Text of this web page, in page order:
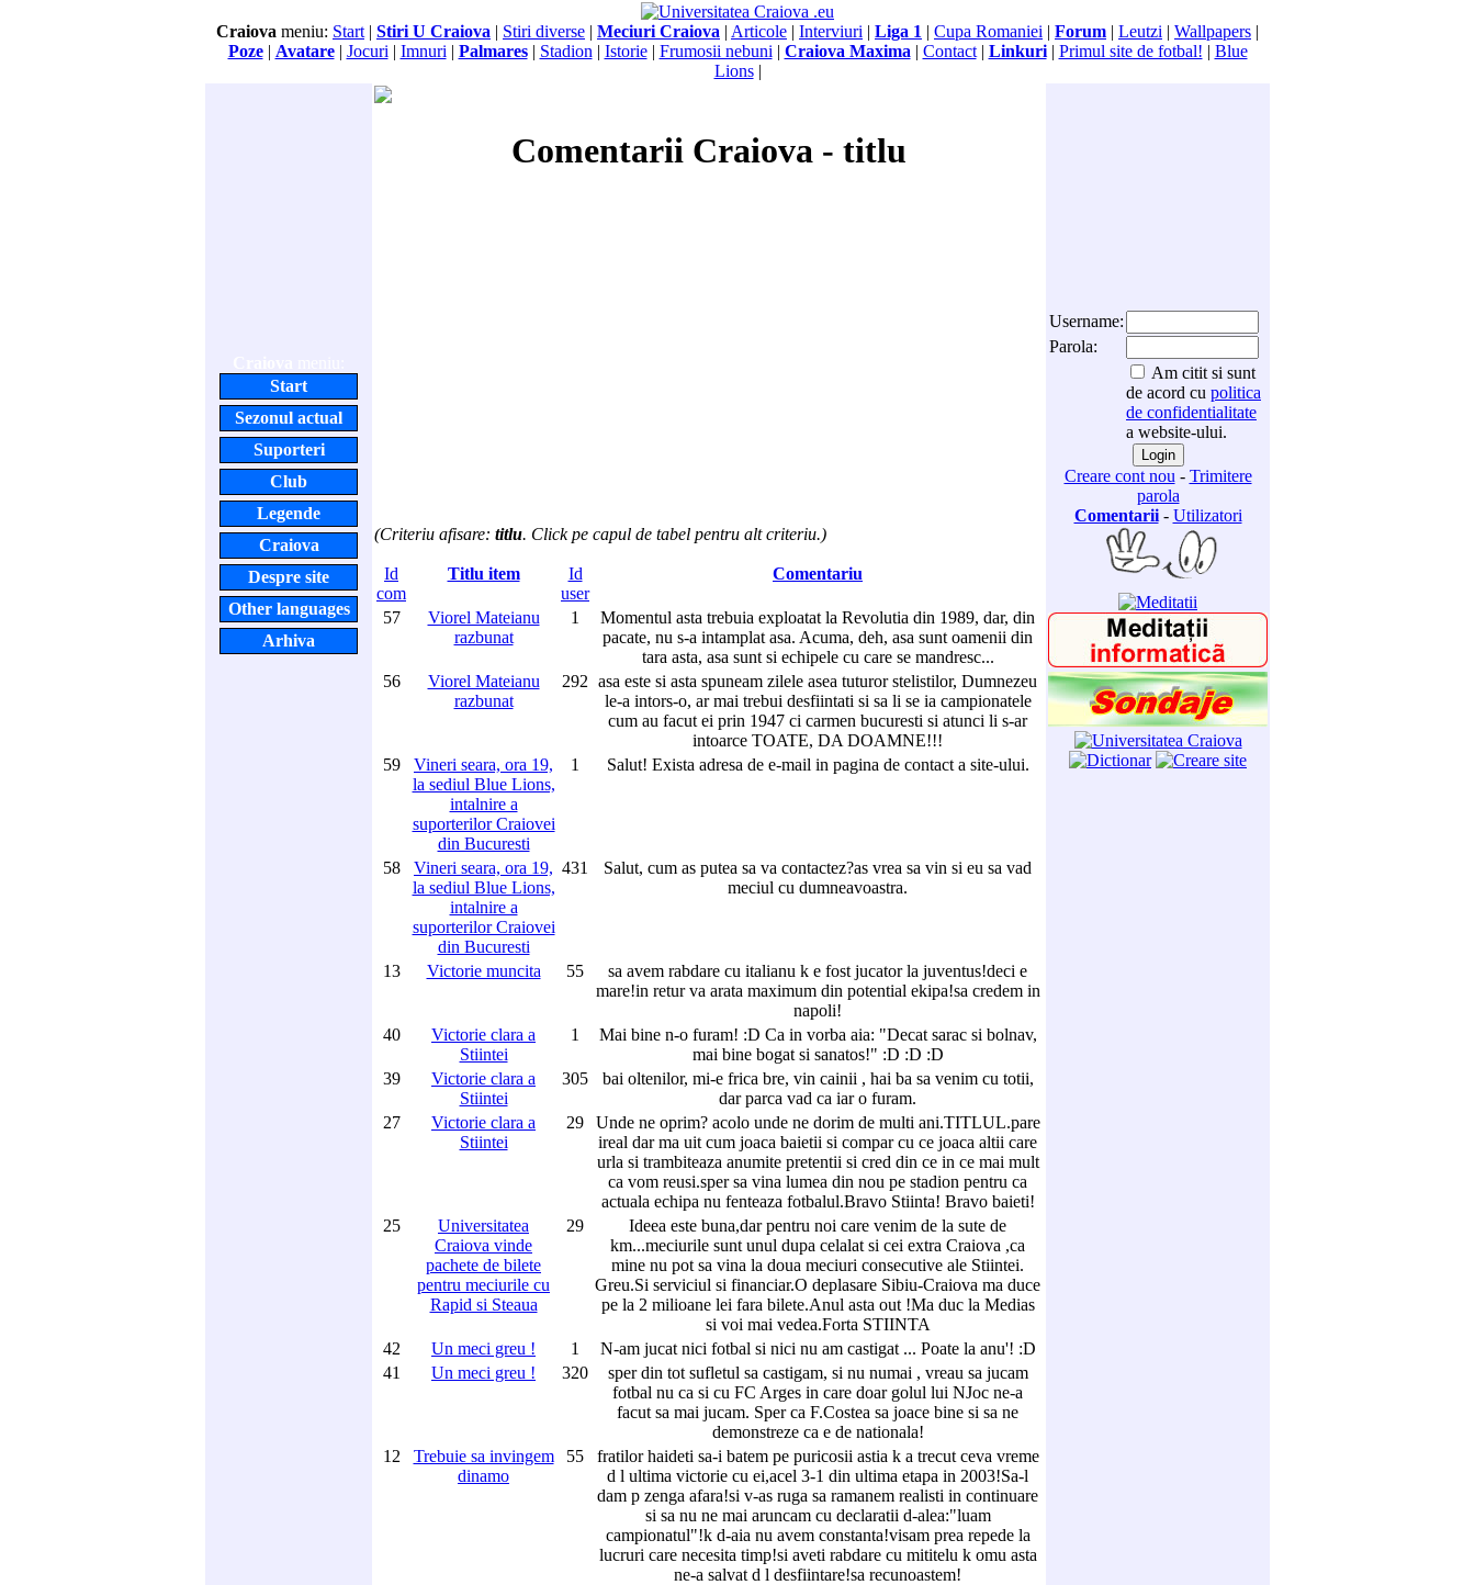
Craiova meniu: Start | Stiri U Craiova | Stiri diverse | Meciuri Craiova | Articole | Interviuri | Liga 1 | Cupa Romaniei | Forum | Leutzi | Wallpapers |
Poze| Avatare| Jocuri | Imnuri | Palmares| Stadion | Istorie| Frumosii nebuni | Craiova Maxima | Contact| Linkuri| Primul site de fotbal! | Blue
Lions|
Start
Sezonul actual
Suporteri
Club
Legende
Craiova
Despre site
Other languages
Arhiva
Comentarii Craiova - titlu
(Criteriu afisare: titlu. Click pe capul de tabel pentru alt criteriu.)
Id
com
Titlu item
Id
user
Comentariu
57
Viorel Mateianu
razbunat
1
Momentul asta trebuia exploatat la Revolutia din 1989, dar, din
pacate, nu s-a intamplat asa. Acuma, deh, asa sunt oamenii din
tara asta, asa sunt si echipele cu care se mandresc...
56
Viorel Mateianu
razbunat
292 asa este si asta spuneam zilele asea tuturor stelistilor, Dumnezeu
le-a intors-o, ar mai trebui desfiintati si sa li se ia campionatele
cum au facut ei prin 1947 ci carmen bucuresti si atunci li s-ar
intoarce TOATE, DA DOAMNE!!!
59
Vineri seara, ora 19,
la sediul Blue Lions,
intalnire a
suporterilor Craiovei
din Bucuresti
1 Salut! Exista adresa de e-mail in pagina de contact a site-ului.
58
Vineri seara, ora 19,
la sediul Blue Lions,
intalnire a
suporterilor Craiovei
din Bucuresti
431
Salut, cum as putea sa va contactez?as vrea sa vin si eu sa vad
meciul cu dumneavoastra.
13 Victorie muncita 55
sa avem rabdare cu italianu k e fost jucator la juventus!deci e
mare!in retur va arata maximum din potential ekipa!sa credem in
napoli!
40
Victorie clara a
Stiintei
1
Mai bine n-o furam! :D Ca in vorba aia: "Decat sarac si bolnav,
mai bine bogat si sanatos!" :D :D :D
39
Victorie clara a
Stiintei
305
bai oltenilor, mi-e frica bre, vin cainii , hai ba sa venim cu totii,
dar parca vad ca iar o furam.
27
Victorie clara a
Stiintei
29
Unde ne oprim? acolo unde ne dorim de multi ani.TITLUL.pare
ireal dar ma uit cum joaca baietii si compar cu ce joaca altii care
urla si trambiteaza anumite pretentii si cred din ce in ce mai mult
ca vom reusi.sper sa vina lumea din nou pe stadion pentru ca
actuala echipa nu fenteaza fotbalul.Bravo Stiinta! Bravo baieti!
25
Universitatea
Craiova vinde
pachete de bilete
pentru meciurile cu
Rapid si Steaua
29
Ideea este buna,dar pentru noi care venim de la sute de
km...meciurile sunt unul dupa celalat si cei extra Craiova ,ca
mine nu pot sa vina la doua meciuri consecutive ale Stiintei.
Greu.Si serviciul si financiar.O deplasare Sibiu-Craiova ma duce
pe la 2 milioane lei fara bilete.Anul asta out !Ma duc la Medias
si voi mai vedea.Forta STIINTA
42
Un meci greu ! 1
N-am jucat nici fotbal si nici nu am castigat ... Poate la anu'! :D
41
Un meci greu ! 320
sper din tot sufletul sa castigam, si nu numai , vreau sa jucam
fotbal nu ca si cu FC Arges in care doar golul lui NJoc ne-a
facut sa mai jucam. Sper ca F.Costea sa joace bine si sa ne
demonstreze ca e de nationala!
12
Trebuie sa invingem
dinamo
55
fratilor haideti sa-i batem pe puricosii astia k a trecut ceva vreme
d l ultima victorie cu ei,acel 3-1 din ultima etapa in 2003!Sa-l
dam p zenga afara!si v-as ruga sa ramanem realisti in continuare
si sa nu ne mai aruncam cu declaratii d-alea:"luam
campionatul"!k d-aia nu avem constanta!visam prea repede la
lucruri care necesita timp!si aveti rabdare cu mititelu k omu asta
ne-a salvat d l desfiintare!sa recunoastem!
Username:
Parola:
Am citit si sunt
de acord cu politica
de confidentialitate
a website-ului.
Creare cont nou - Trimitere
parola
Comentarii- Utilizatori